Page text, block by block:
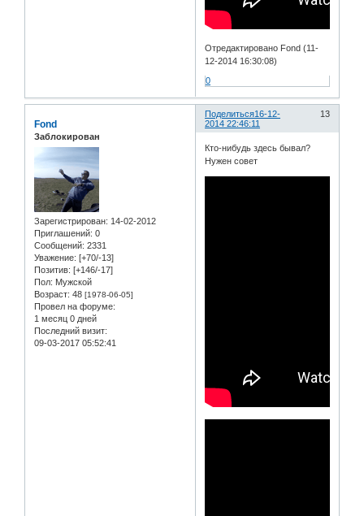
Отредактировано Fond (11-
12-2014 16:30:08)
0
Поделиться 13
16-12-
2014 22:46:11
Fond
Заблокирован
Зарегистрирован: 14-02-2012
Приглашений: 0
Сообщений: 2331
Уважение: [+70/-13]
Позитив: [+146/-17]
Пол: Мужской
Возраст: 48 [1978-06-05]
Провел на форуме:
1 месяц 0 дней
Последний визит:
09-03-2017 05:52:41
Кто-нибудь здесь бывал?
Нужен совет